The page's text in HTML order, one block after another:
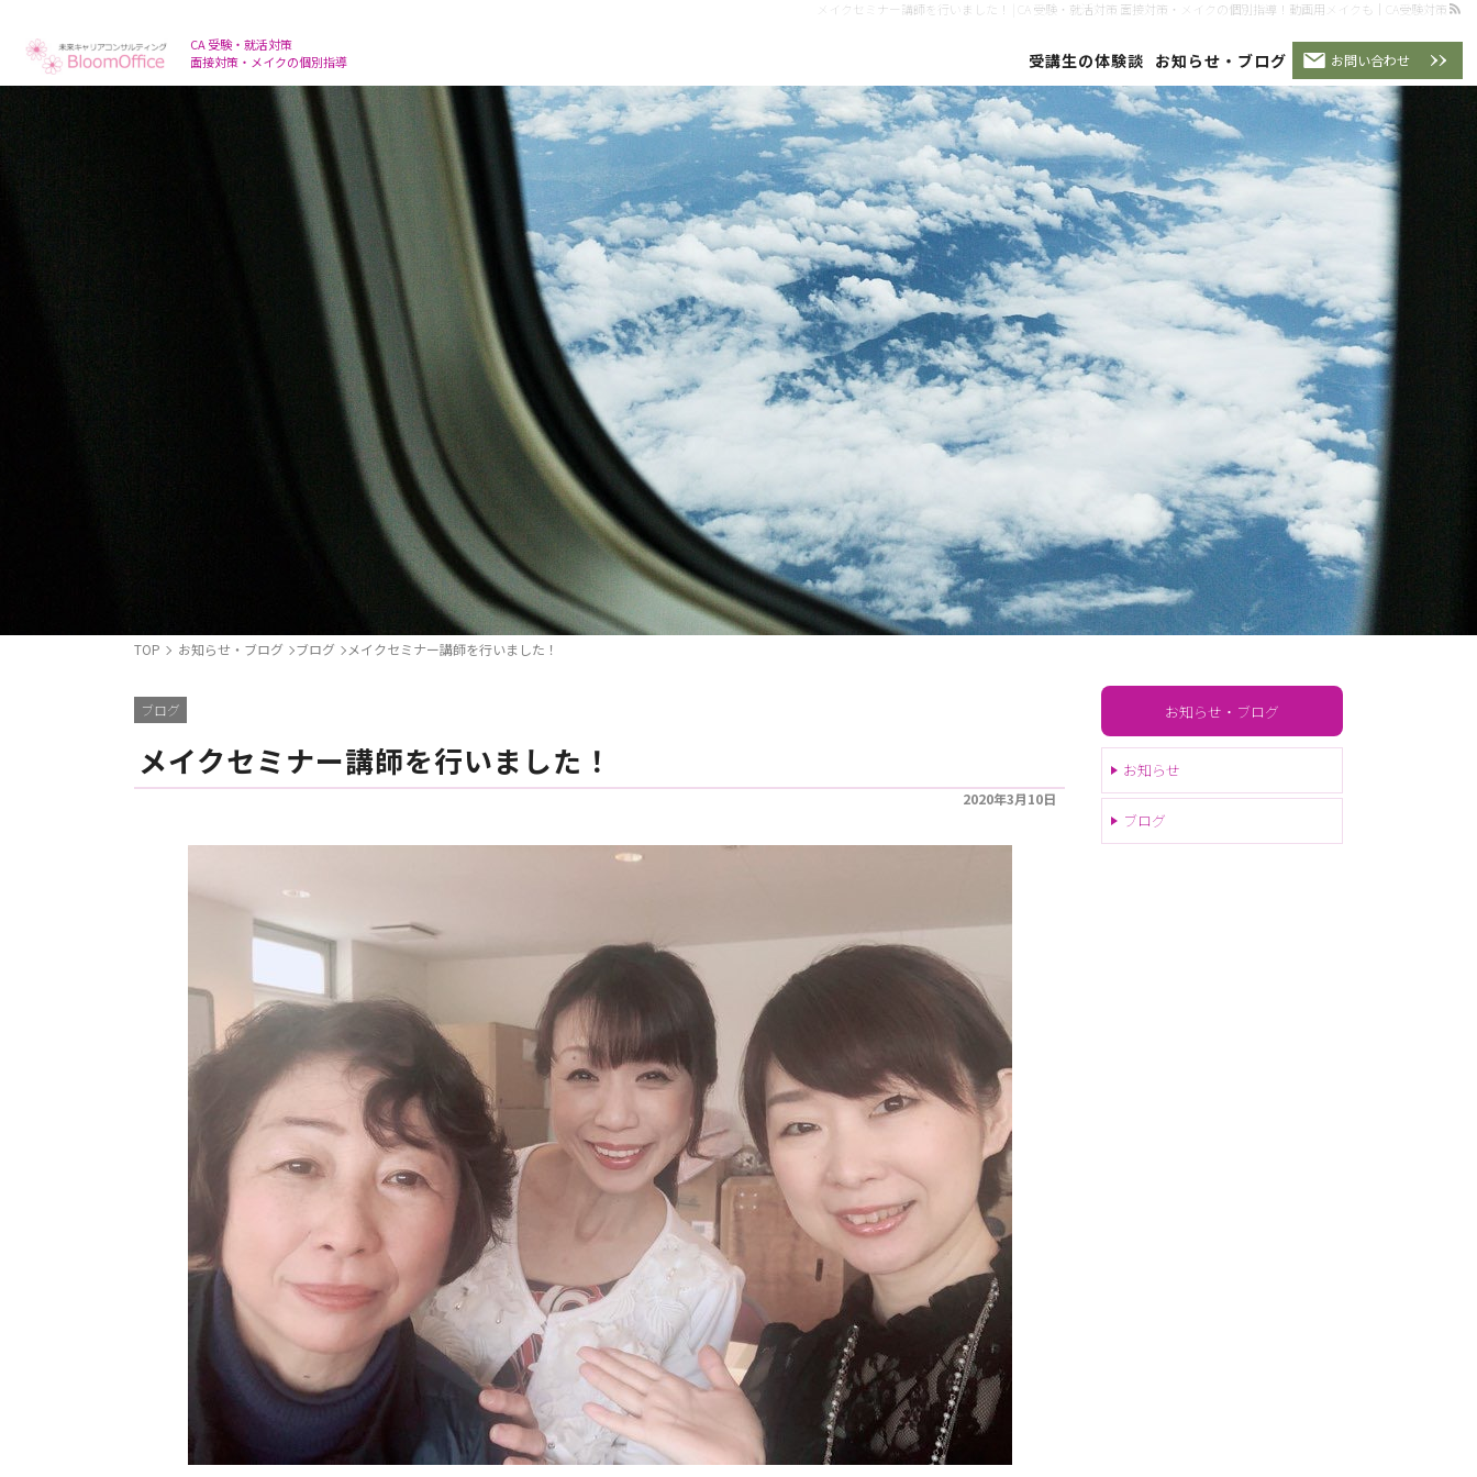
メイクセミナー講師を行いました！ | CA 受験・就活対策 面接対策・メイクの個別指導！動画用メイクも｜CA受験対策
CA 受験・就活対策
面接対策・メイクの個別指導
受講生の体験談 お知らせ・ブログ お問い合わせ
TOP お知らせ・ブログ ブログ メイクセミナー講師を行いました！
ブログ
メイクセミナー講師を行いました！
2020年3月10日
お知らせ・ブログ
お知らせ
ブログ